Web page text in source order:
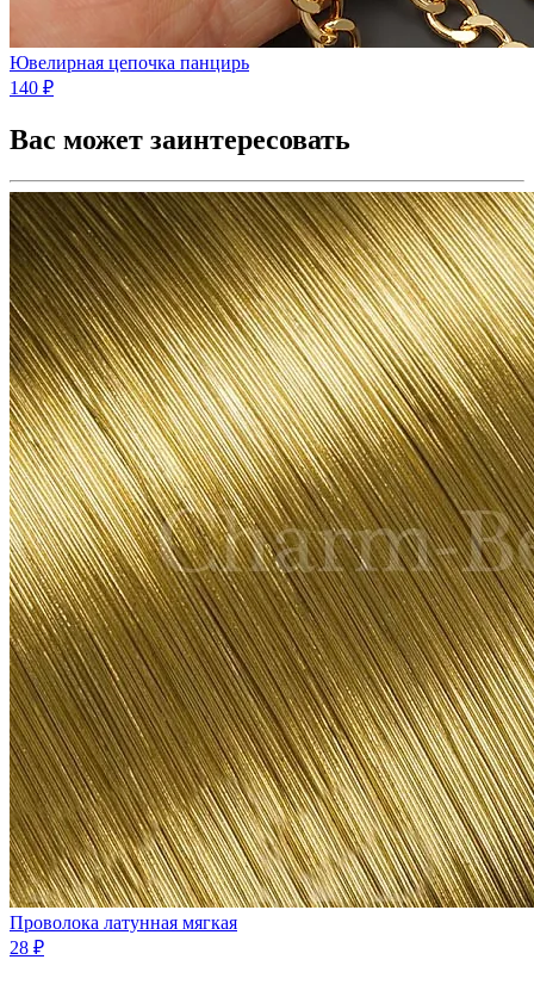
Ювелирная цепочка панцирь
140 ₽
Вас может заинтересовать
Проволока латунная мягкая
28 ₽